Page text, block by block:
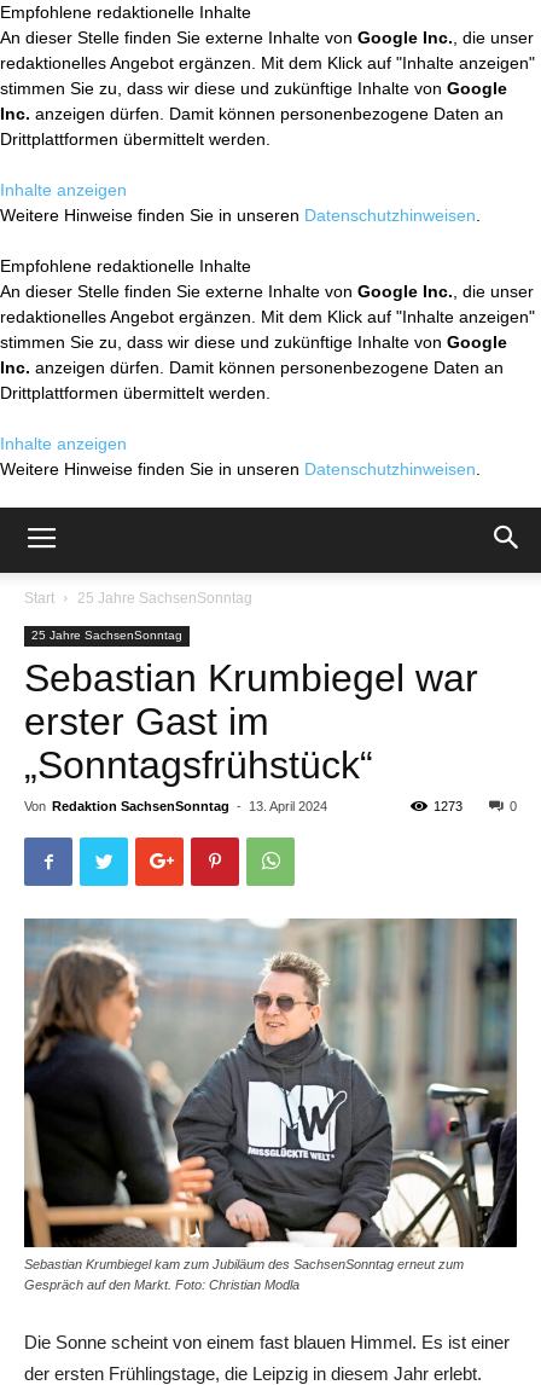
Empfohlene redaktionelle Inhalte
An dieser Stelle finden Sie externe Inhalte von Google Inc. , die unser
redaktionelles Angebot ergänzen. Mit dem Klick auf "Inhalte anzeigen"
stimmen Sie zu, dass wir diese und zukünftige Inhalte von Google
Inc. anzeigen dürfen. Damit können personenbezogene Daten an
Drittplattformen übermittelt werden.
Inhalte anzeigen
Weitere Hinweise finden Sie in unseren Datenschutzhinweisen
Empfohlene redaktionelle Inhalte
An dieser Stelle finden Sie externe Inhalte von Google Inc. , die unser
redaktionelles Angebot ergänzen. Mit dem Klick auf "Inhalte anzeigen"
stimmen Sie zu, dass wir diese und zukünftige Inhalte von Google
Inc. anzeigen dürfen. Damit können personenbezogene Daten an
Drittplattformen übermittelt werden.
Inhalte anzeigen
Weitere Hinweise finden Sie in unseren Datenschutzhinweisen
Start 25 Jahre SachsenSonntag
25 Jahre SachsenSonntag
Sebastian Krumbiegel war
erster Gast im
„Sonntagsfrühstück“
Von Redaktion SachsenSonntag - 13. April 2024 0
1273
Sebastian Krumbiegel kam zum Jubiläum des SachsenSonntag erneut zum
Gespräch auf den Markt. Foto: Christian Modla
Die Sonne scheint von einem fast blauen Himmel. Es ist einer
der ersten Frühlingstage, die Leipzig in diesem Jahr erlebt.